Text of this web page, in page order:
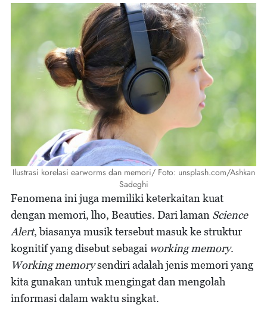
Ilustrasi korelasi earworms dan memori/ Foto: unsplash.com/Ashkan
Sadeghi
Fenomena ini juga memiliki keterkaitan kuat
dengan memori, lho, Beauties. Dari laman Science
Alert, biasanya musik tersebut masuk ke struktur
kognitif yang disebut sebagai working memory.
Working memorysendiri adalah jenis memori yang
kita gunakan untuk mengingat dan mengolah
informasi dalam waktu singkat.